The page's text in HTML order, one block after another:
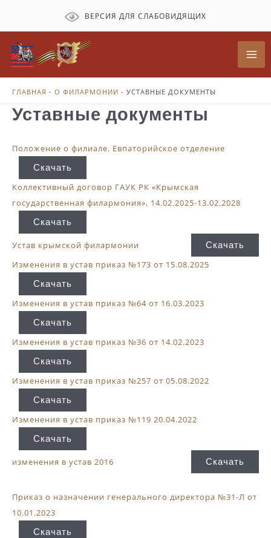
содержимому
ВЕРСИЯ ДЛЯ СЛАБОВИДЯЩИХ
ГЛАВНАЯ - О ФИЛАРМОНИИ - УСТАВНЫЕ ДОКУМЕНТЫ
Уставные документы
Положение о филиале. Евпаторийское отделение
Скачать
Коллективный договор ГАУК РК «Крымская
государственная филармония», 14.02.2025-13.02.2028
Скачать
Устав крымской филармонии Скачать
Изменения в устав приказ №173 от 15.08.2025
Скачать
Изменения в устав приказ №64 от 16.03.2023
Скачать
Изменения в устав приказ №36 от 14.02.2023
Скачать
Изменения в устав приказ №257 от 05.08.2022
Скачать
Изменения в устав приказ №119 20.04.2022
Скачать
изменения в устав 2016 Скачать
Приказ о назначении генерального директора №31-Л от
10.01.2023
Скачать